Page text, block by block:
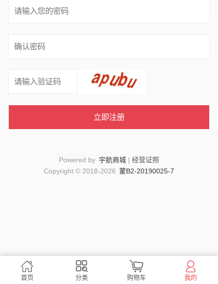
Powered by 宇航商城 | 经营证照
Copyright © 2018-2026 蒙B2-20190025-7

首页

分类

购物车

我的